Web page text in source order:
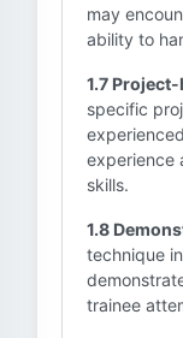
may
ability to
1.7
specific
experience
skills.
1.8
technique
trainee